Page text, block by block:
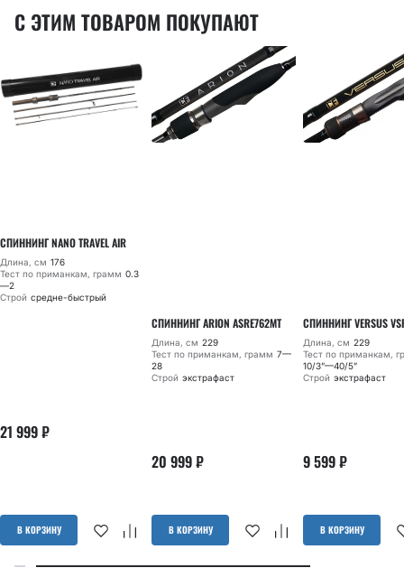
С ЭТИМ ТОВАРОМ ПОКУПАЮТ
СПИННИНГ NANO TRAVEL AIR
Длина, см 176
Тест по приманкам, грамм 0.3
—2
Строй средне-быстрый
21 999₽
В КОРЗИНУ
СПИННИНГ ARION ASRE762MT
Длина, см 229
Тест по приманкам, грамм 7—
28
Строй экстрафаст
20 999₽
В КОРЗИНУ
СПИННИНГ VERSUS
Длина, см 229
Тест по приманкам,
10/3”—40/5”
Строй экстрафаст
9 599₽
В КОРЗИНУ